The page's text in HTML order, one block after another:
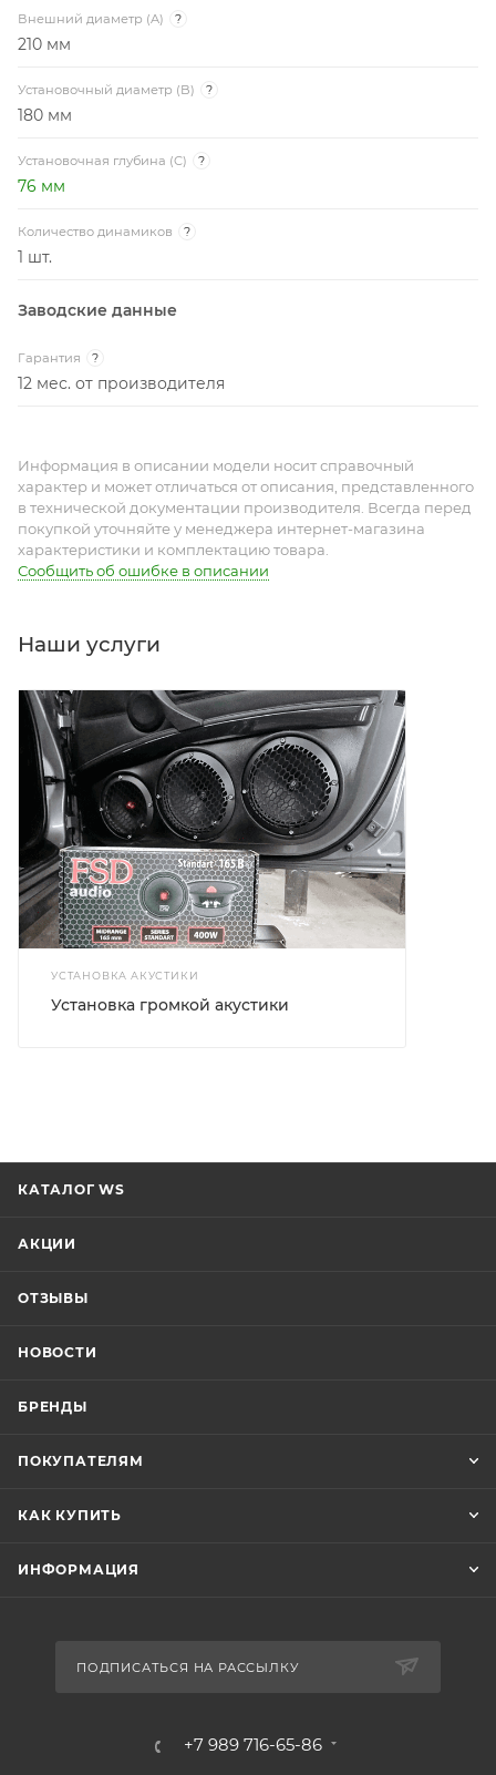
Внешний диаметр (A) ?
210 мм
Установочный диаметр (B) ?
180 мм
Установочная глубина (C) ?
76 мм
Количество динамиков ?
1 шт.
Заводские данные
Гарантия ?
12 мес. от производителя
Информация в описании модели носит справочный
характер и может отличаться от описания, представленного
в технической документации производителя. Всегда перед
покупкой уточняйте у менеджера интернет-магазина
характеристики и комплектацию товара.
Сообщить об ошибке в описании
Наши услуги
УСТАНОВКА АКУСТИКИ
Установка громкой акустики
КАТАЛОГ WS
АКЦИИ
ОТЗЫВЫ
НОВОСТИ
БРЕНДЫ
ПОКУПАТЕЛЯМ
КАК КУПИТЬ
ИНФОРМАЦИЯ
ПОДПИСАТЬСЯ НА РАССЫЛКУ
+7 989 716-65-86